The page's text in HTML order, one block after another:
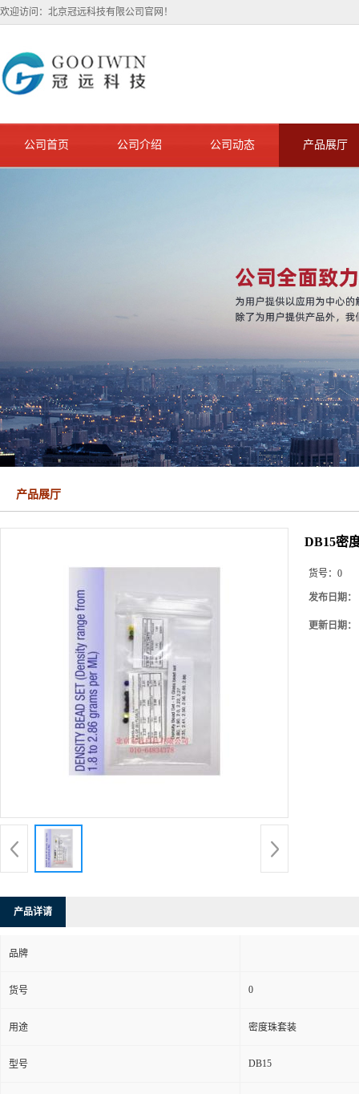
欢迎访问：北京冠远科技有限公司官网！
公司首页 公司介绍 公司动态 产品展厅
产品展厅
DB15密
货号： 0
发布日期：
更新日期：
产品详请
品牌
货号 0
用途 密度珠套装
型号 DB15